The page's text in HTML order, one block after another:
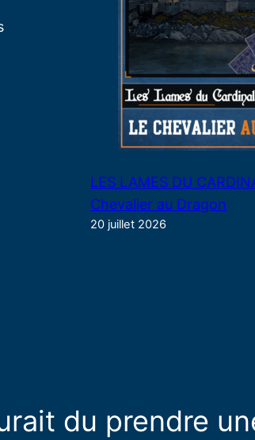
LES LAMES DU
Chevalier au Dragon
20 juillet 2026
du prendre